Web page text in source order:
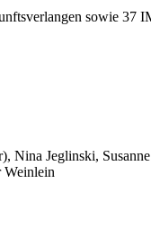
sowie
Nina Jeglinski,
Weinlein